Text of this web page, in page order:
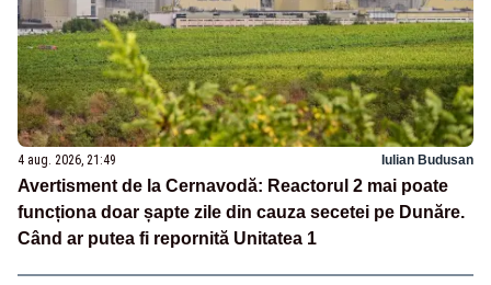
4 aug. 2026, 21:49 Iulian Budusan
Avertisment de la Cernavodă: Reactorul 2 mai poate
funcționa doar șapte zile din cauza secetei pe Dunăre.
Când ar putea fi repornită Unitatea 1